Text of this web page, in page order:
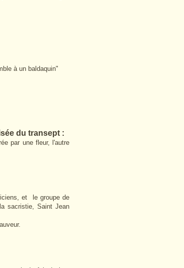
à un baldaquin"
du transept :
par une fleur, l'autre
et le groupe de
sacristie, Saint Jean